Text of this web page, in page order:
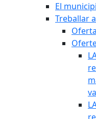
El
Treballar